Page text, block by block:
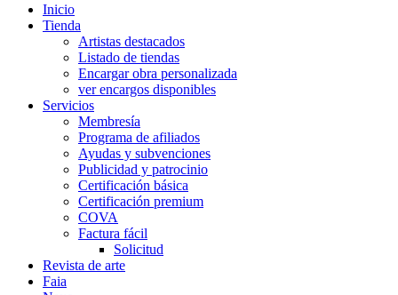
Inicio
Tienda
Artistas destacados
Listado de tiendas
Encargar obra personalizada
ver encargos disponibles
Servicios
Membresía
Programa de afiliados
Ayudas y subvenciones
Publicidad y patrocinio
Certificación básica
Certificación premium
COVA
Factura fácil
Solicitud
Revista de arte
Faia